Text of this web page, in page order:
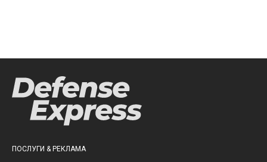
ПОСЛУГИ & РЕКЛАМА